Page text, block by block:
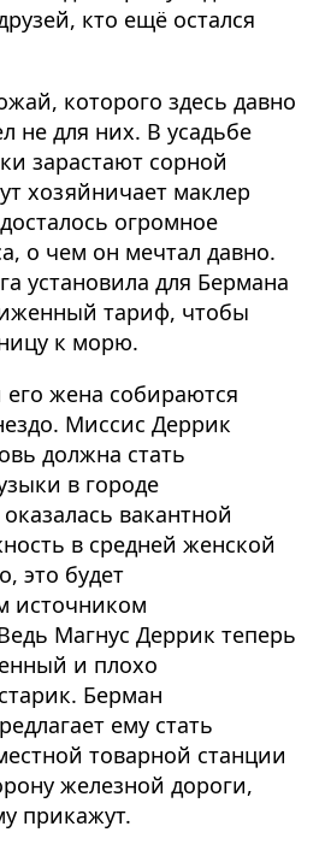
кто ещё остался
которого здесь давно
не для них. В усадьбе
зарастают сорной
хозяйничает маклер
огромное
о чем он мечтал давно.
установила для Бермана
тариф, чтобы
к морю.
жена собираются
Миссис Деррик
должна стать
в городе
вакантной
в средней женской
это будет
источником
Магнус Деррик теперь
и плохо
Берман
ему стать
товарной станции
железной дороги,
прикажут.